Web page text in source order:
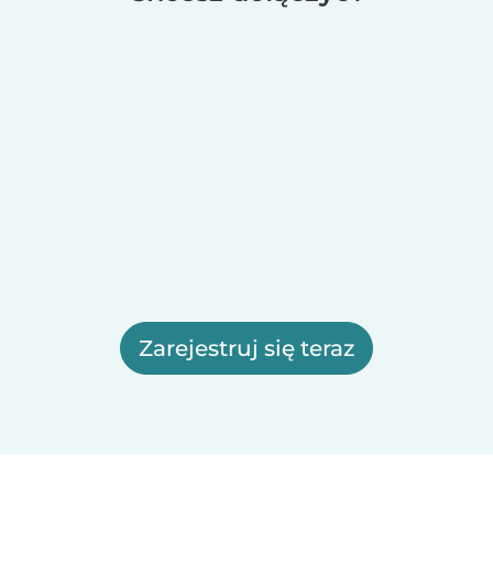
Zarejestruj się teraz